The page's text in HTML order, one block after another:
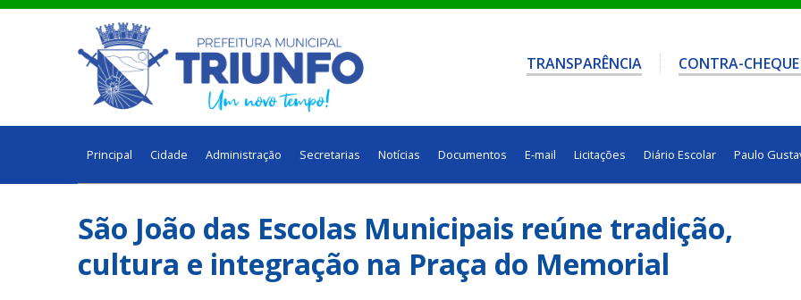
TRANSPARÊNCIA CONTRA-
Principal Cidade Administração Secretarias Notícias Documentos E-mail Licitações Diário Escolar Paulo
São João das Escolas Municipais reúne tradição,
cultura e integração na Praça do Memorial